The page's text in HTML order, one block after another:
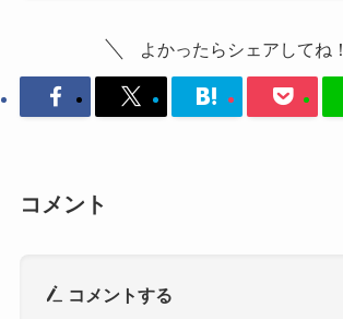
よかったらシェアしてね！
コメント
コメントする